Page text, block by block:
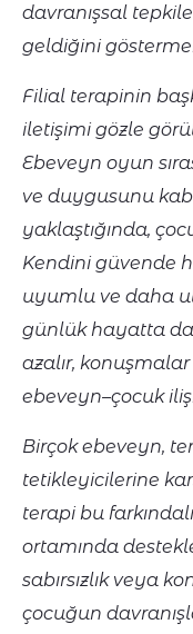
davranışsal
geldiğini
Filial terapinin
iletişimi gözle
Ebeveyn oyun
ve duygusunu
yaklaştığında,
Kendini güvende
uyumlu ve daha
günlük hayatta da
azalır,
ebeveyn–çocuk
Birçok ebeveyn,
tetikleyicilerine
terapi bu
ortamında
sabırsızlık veya
çocuğun